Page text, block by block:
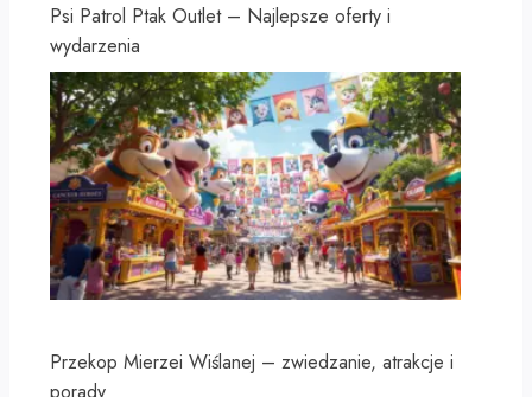
Psi Patrol Ptak Outlet – Najlepsze oferty i
wydarzenia
Przekop Mierzei Wiślanej – zwiedzanie, atrakcje i
porady